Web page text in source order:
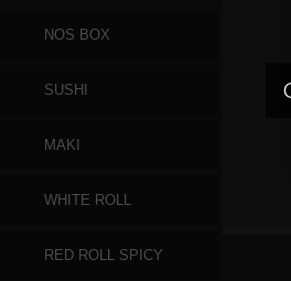
NOS BOX
SUSHI
MAKI
WHITE ROLL
RED ROLL SPICY